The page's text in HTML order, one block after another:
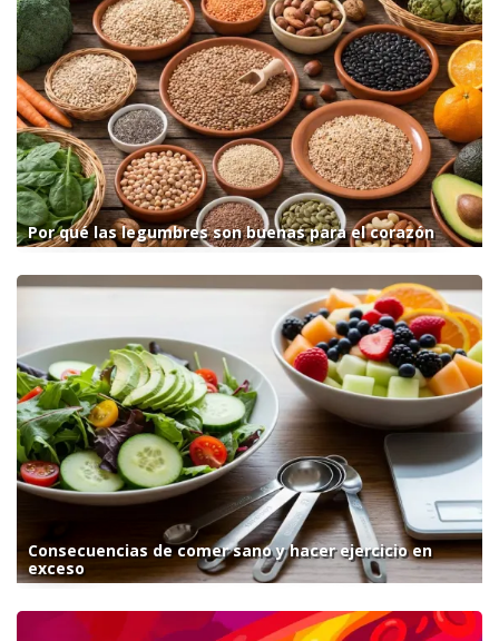
Por qué las legumbres son buenas para el corazón
Consecuencias de comer sano y hacer ejercicio en
exceso